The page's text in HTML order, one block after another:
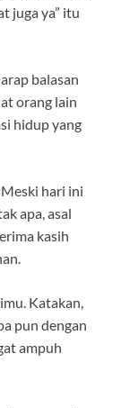
juga ya” itu
balasan
orang lain
hidup yang
hari ini
apa, asal
kasih
Katakan,
pun dengan
ampuh